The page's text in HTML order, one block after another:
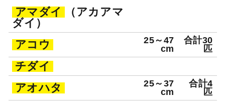
アマダイ
（アカアマ
ダイ）
アコウ
25～47
cm
合計30
匹
チダイ
アオハタ
25～37
cm
合計4
匹